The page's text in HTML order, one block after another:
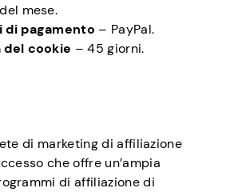
mese.
di pagamento – PayPal.
del cookie – 45 giorni.
di marketing di affiliazione
che offre un’ampia
di affiliazione di